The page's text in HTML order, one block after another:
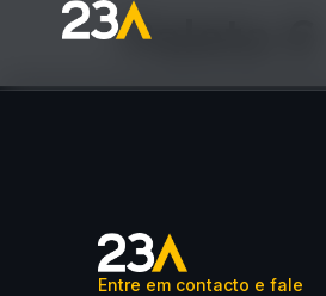
Paleta 6
Entre em contacto e fale